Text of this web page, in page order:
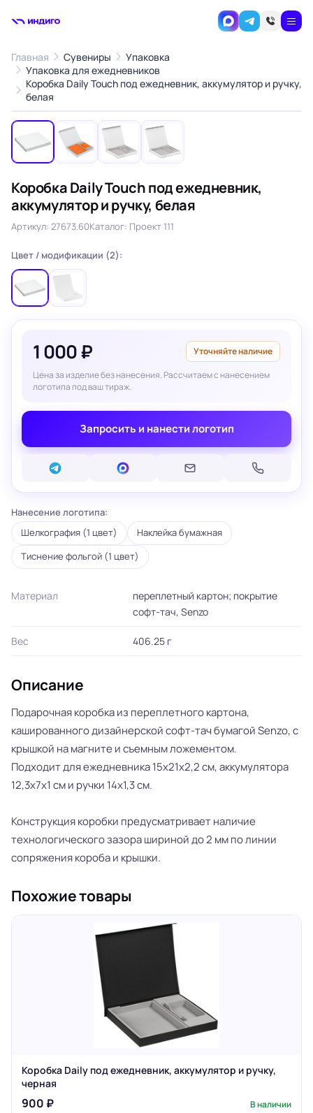
Главная Сувениры
Упаковка
Упаковка для ежедневников
Коробка Daily Touch под ежедневник, аккумулятор и ручку,
белая
‹ ›
1 /4
Коробка Daily Touch под ежедневник,
аккумулятор и ручку, белая
Артикул: 27673.60Каталог: Проект 111
Цвет / модификации (2):
1 000 ₽ Уточняйте наличие
Цена за изделие без нанесения. Рассчитаем с нанесением
логотипа под ваш тираж.
Запросить и нанести логотип
Нанесение логотипа:
Шелкография (1 цвет)
Наклейка бумажная
Тиснение фольгой (1 цвет)
Материал
переплетный картон; покрытие
софт-тач, Senzo
Вес 406.25 г
Описание
Подарочная коробка из переплетного картона,
кашированного дизайнерской софт-тач бумагой Senzo, с
крышкой на магните и съемным ложементом.
Подходит для ежедневника 15х21х2,2 см, аккумулятора
12,3х7х1 см и ручки 14х1,3 см.
Конструкция коробки предусматривает наличие
технологического зазора шириной до 2 мм по линии
сопряжения короба и крышки.
Похожие товары
Коробка Daily под ежедневник, аккумулятор и ручку,
черная
900 ₽ В наличии